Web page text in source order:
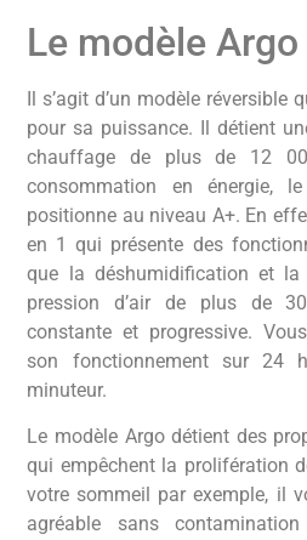
Le modèle
Il s’agit d’un modèle réversible
pour sa puissance. Il détient
chauffage de plus de 12
consommation en énergie,
positionne au niveau A+. En
en 1 qui présente des
que la déshumidification et
pression d’air de plus de
constante et progressive.
son fonctionnement sur 24
minuteur.
Le modèle Argo détient des
qui empêchent la prolifération
votre sommeil par exemple, il
agréable sans